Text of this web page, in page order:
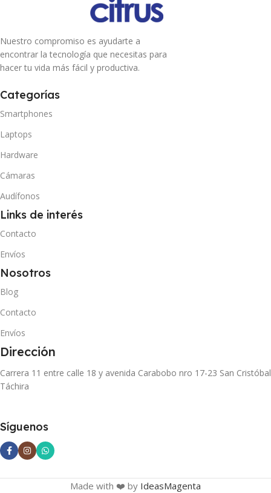
Nuestro compromiso es ayudarte a
encontrar la tecnología que necesitas para
hacer tu vida más fácil y productiva.
Categorías
Smartphones
Laptops
Hardware
Cámaras
Audífonos
Links de interés
Contacto
Envíos
Nosotros
Blog
Contacto
Envíos
Dirección
Carrera 11 entre calle 18 y avenida Carabobo nro 17-23 San Cristóbal
Táchira
Síguenos
Made with ❤️ by IdeasMagenta